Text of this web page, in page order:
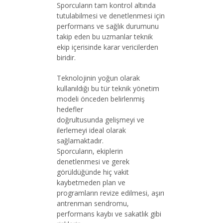
Sporcuların tam kontrol altında
tutulabilmesi ve denetlenmesi için
performans ve sağlık durumunu
takip eden bu uzmanlar teknik
ekip içerisinde karar vericilerden
biridir.
Teknolojinin yoğun olarak
kullanıldığı bu tür teknik yönetim
modeli önceden belirlenmiş
hedefler
doğrultusunda gelişmeyi ve
ilerlemeyi ideal olarak
sağlamaktadır.
Sporcuların, ekiplerin
denetlenmesi ve gerek
görüldüğünde hiç vakit
kaybetmeden plan ve
programların revize edilmesi, aşırı
antrenman sendromu,
performans kaybı ve sakatlık gibi